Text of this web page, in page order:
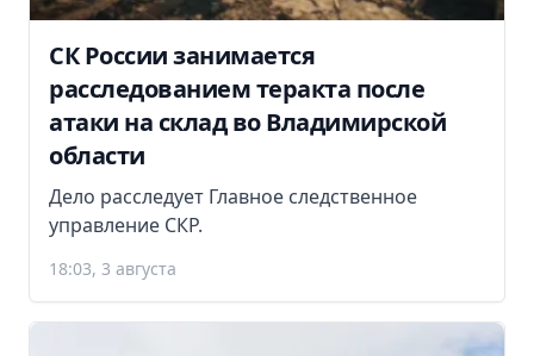
СК России занимается
расследованием теракта после
атаки на склад во Владимирской
области
Дело расследует Главное следственное
управление СКР.
18:03, 3 августа